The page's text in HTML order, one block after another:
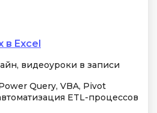
в Excel
видеоуроки в записи
Query, VBA, Pivot
ETL-процессов